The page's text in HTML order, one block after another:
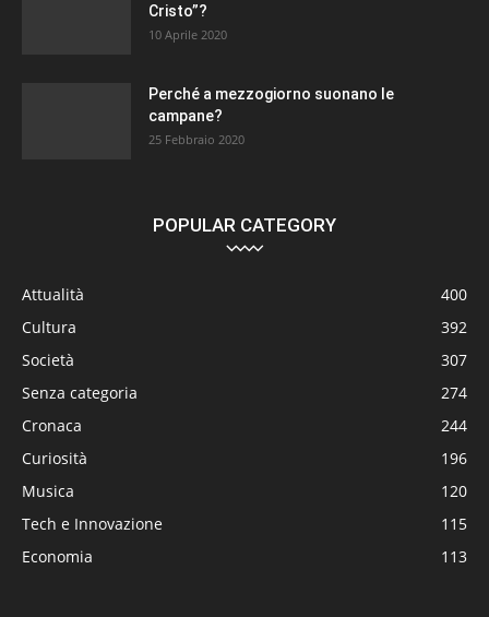
Cristo”?
10 Aprile 2020
Perché a mezzogiorno suonano le
campane?
25 Febbraio 2020
POPULAR CATEGORY
Attualità
400
Cultura
392
Società
307
Senza categoria
274
Cronaca
244
Curiosità
196
Musica
120
Tech e Innovazione
115
Economia
113